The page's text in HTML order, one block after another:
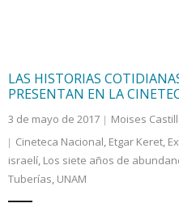
LAS HISTORIAS
PRESENTAN EN LA
3 de mayo de 2017 Moises
Cineteca Nacional, Etgar Keret,
israelí, Los siete años de
Tuberías, UNAM